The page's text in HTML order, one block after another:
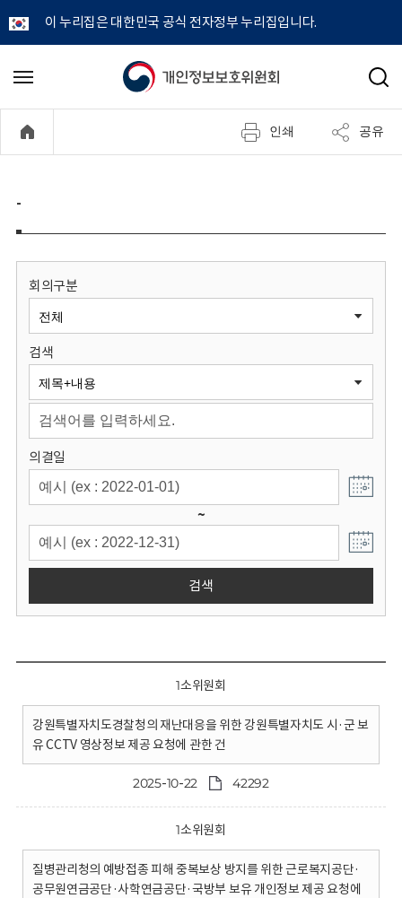
이 누리집은 대한민국 공식 전자정부 누리집입니다.
개
정
보
원
회
메
기
검
인쇄 공유
-
회의구분
검색
의결일
~
검색
1소위원회
강원특별자치도경찰청의 재난대응을 위한 강원특별자치도 시·군 보
유 CCTV 영상정보 제공 요청에 관한 건
2025-10-22 42292
1소위원회
질병관리청의 예방접종 피해 중복보상 방지를 위한 근로복지공단·
공무원연금공단·사학연금공단·국방부 보유 개인정보 제공 요청에